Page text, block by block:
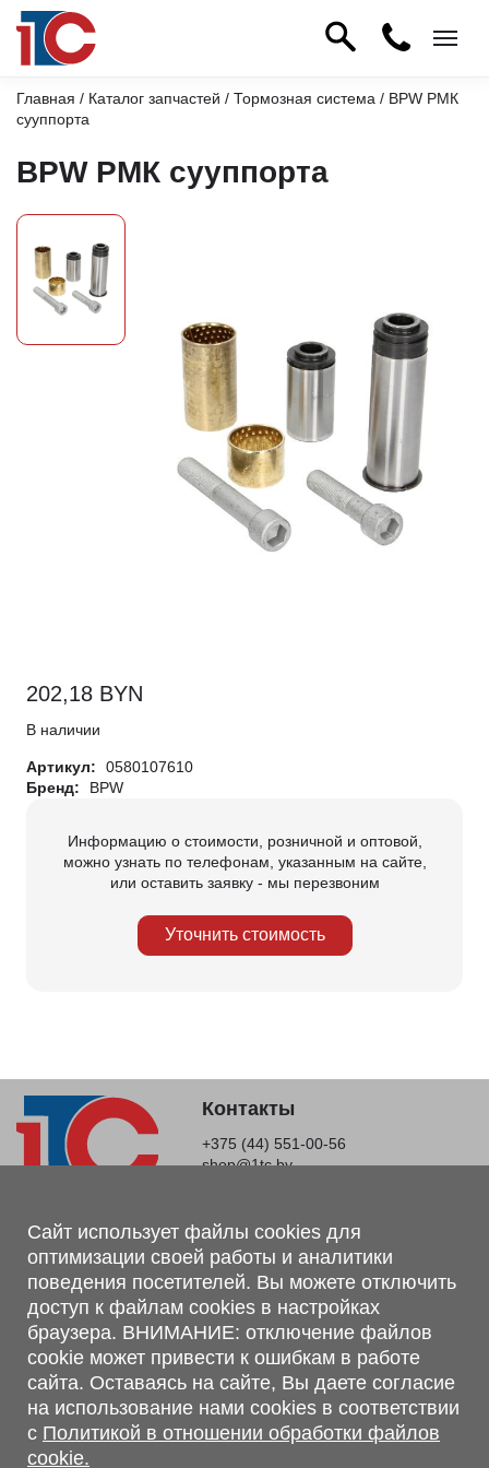
Главная / Каталог запчастей / Тормозная система / BPW РМК
сууппорта
BPW РМК сууппорта
202,18 BYN
В наличии
Артикул:
0580107610
Бренд:
BPW
Информацию о стоимости, розничной и оптовой,
можно узнать по телефонам, указанным на сайте,
или оставить заявку - мы перезвоним
Уточнить стоимость
Контакты
+375 (44) 551-00-56
shop@1tc.by
Магазин, склад
г. Минск, Минский р-н, п. Привольный, ул. Мира, 20А,
223062
г. Брест, ул. Лейтенанта Рябцева, 108 В, 224701
Обращаем Ваше внимание, что вся предоставленная на сайте
информация, касающаяся комплектаций, технических
характеристик, цветовых сочетаний, а также стоимости и
сервисного обслуживания носит информационный характер и
не является публичной офертой, определяемой п.2 ст.407
Гражданского кодекса Республики Беларусь.
Сайт использует файлы cookies для
оптимизации своей работы и аналитики
поведения посетителей. Вы можете отключить
доступ к файлам cookies в настройках
браузера. ВНИМАНИЕ: отключение файлов
cookie может привести к ошибкам в работе
сайта. Оставаясь на сайте, Вы даете согласие
на использование нами cookies в соответствии
с Политикой в отношении обработки файлов
cookie.